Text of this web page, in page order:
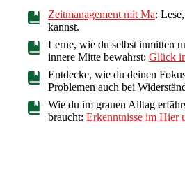
Zeitmanagement mit Ma:
kannst.
Lerne, wie du selbst inmitten
innere Mitte bewahrst: Glück
Entdecke, wie du deinen
Problemen auch bei
Wie du im grauen Alltag
braucht: Erkenntnisse im Hier